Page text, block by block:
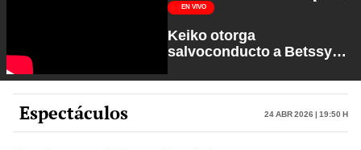
EN VIVO
Keiko otorga
salvoconducto a Betssy
Petroperú | Sin Guion con
Rosa María Palacios
Espectáculos 24 Abr 2026 | 19:50 h